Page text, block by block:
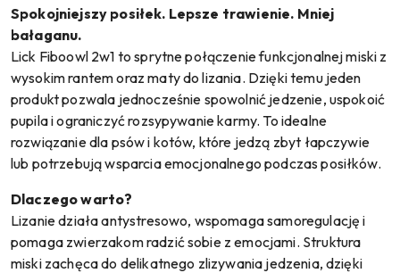
Spokojniejszy posiłek. Lepsze trawienie. Mniej
bałaganu.
Lick Fiboowl 2w1 to sprytne połączenie funkcjonalnej miski z
wysokim rantem oraz maty do lizania. Dzięki temu jeden
produkt pozwala jednocześnie spowolnić jedzenie, uspokoić
pupila i ograniczyć rozsypywanie karmy. To idealne
rozwiązanie dla psów i kotów, które jedzą zbyt łapczywie
lub potrzebują wsparcia emocjonalnego podczas posiłków.
Dlaczego warto?
Lizanie działa antystresowo, wspomaga samoregulację i
pomaga zwierzakom radzić sobie z emocjami. Struktura
miski zachęca do delikatnego zlizywania jedzenia, dzięki